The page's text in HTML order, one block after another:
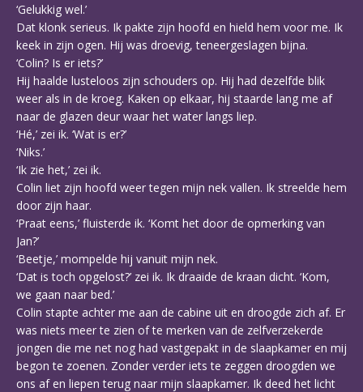
‘Gelukkig wel.’
Dat klonk serieus. Ik pakte zijn hoofd en hield hem voor me. Ik
keek in zijn ogen. Hij was droevig, teneergeslagen bijna.
‘Colin? Is er iets?’
Hij haalde lusteloos zijn schouders op. Hij had dezelfde blik
weer als in de kroeg. Kaken op elkaar, hij staarde lang me af
naar de glazen deur waar het water langs liep.
‘Hé,’ zei ik. ‘Wat is er?’
‘Niks.’
‘Ik zie het,’ zei ik.
Colin liet zijn hoofd weer tegen mijn nek vallen. Ik streelde hem
door zijn haar.
‘Praat eens,’ fluisterde ik. ‘Komt het door de opmerking van
Jan?’
‘Beetje,’ mompelde hij vanuit mijn nek.
‘Dat is toch opgelost?’ zei ik. Ik draaide de kraan dicht. ‘Kom,
we gaan naar bed.’
Colin stapte achter me aan de cabine uit en droogde zich af. Er
was niets meer te zien of te merken van de zelfverzekerde
jongen die me net nog had vastgepakt in de slaapkamer en mij
begon te zoenen. Zonder verder iets te zeggen droogden we
ons af en liepen terug naar mijn slaapkamer. Ik deed het licht